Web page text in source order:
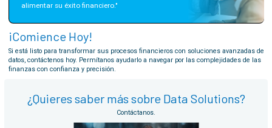
alimentar su éxito financiero."
¡Comience Hoy!
Si está listo para transformar sus procesos financieros con soluciones avanzadas de
datos, contáctenos hoy. Permítanos ayudarlo a navegar por las complejidades de las
finanzas con confianza y precisión.
¿Quieres saber más sobre Data Solutions?
Contáctanos.